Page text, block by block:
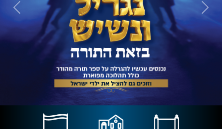
Previous
Next